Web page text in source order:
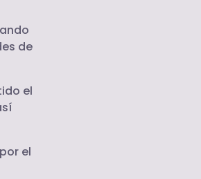
de
el
el